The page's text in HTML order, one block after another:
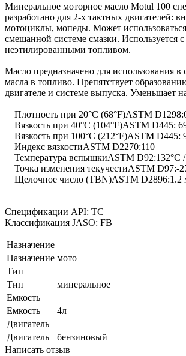
Минеральное моторное масло Motul 100
разработано для 2-х тактных двигателей:
мотоциклы, мопеды. Может
смешанной системе смазки. Используется
неэтилированными топливом.
Масло предназначено для использования в
масла в топливо. Препятствует
двигателе и системе выпуска. Уменьшает
Плотность при 20°C (68°F)ASTM
Вязкость при 40°С (104°F)ASTM D445:
Вязкость при 100°C (212°F)ASTM D445:
Индекс вязкостиASTM D2270:110
Температура вспышкиASTM D92:132°C /
Точка изменения текучестиASTM D97:-
Щелочное число (TBN)ASTM D2896:1.2
Спецификации API: TC
Классификация JASO: FB
Назначение
Назначение мото
Тип
Тип
минеральное
Емкость
Емкость
4л
Двигатель
Двигатель
бензиновый
Написать отзыв